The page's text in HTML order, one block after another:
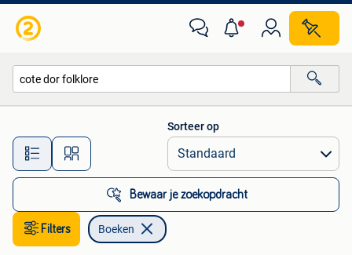
Alle afstanden…
Sorteer op
Bewaar je zoekopdracht
Filters Boeken